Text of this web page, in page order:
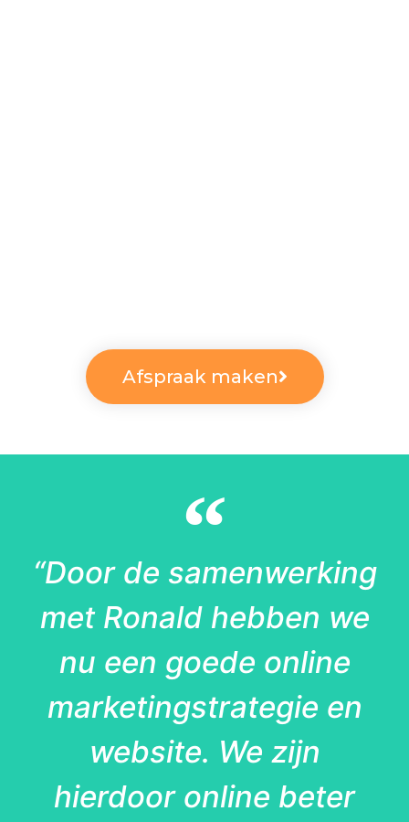
Afspraak maken
“Door de samenwerking
met Ronald hebben we
nu een goede online
marketingstrategie en
website. We zijn
hierdoor online beter